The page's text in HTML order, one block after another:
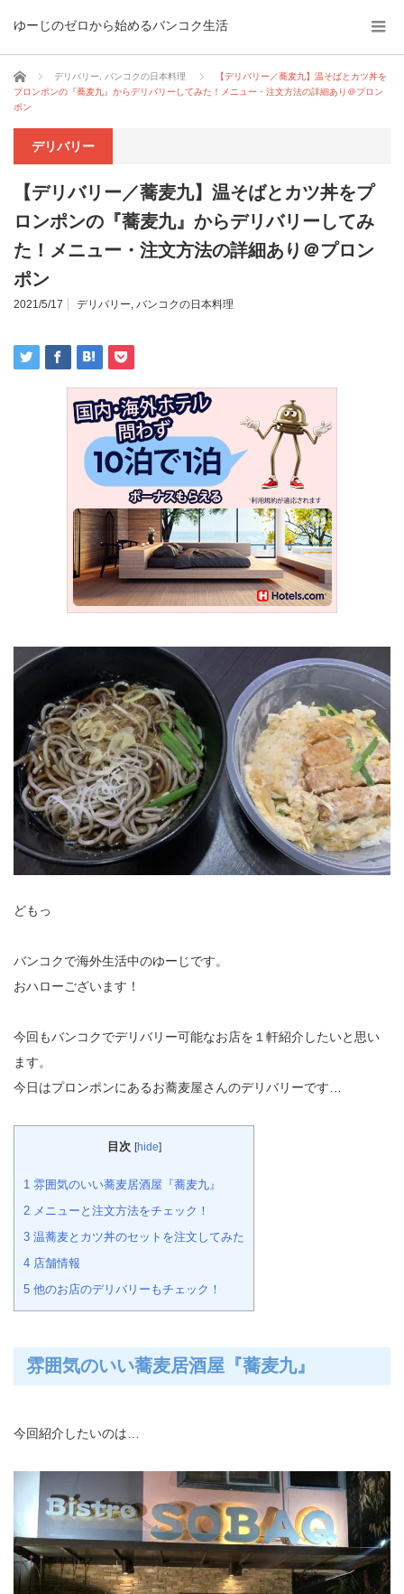
ゆーじのゼロから始めるバンコク生活
ホーム デリバリー バンコクの日本料理
【デリバリー／蕎麦九】温そばとカツ丼を
プロンポンの『蕎麦九』からデリバリーしてみた！メニュー・注文方法の詳細あり＠プロン
ポン
デリバリー
【デリバリー／蕎麦九】温そばとカツ丼をプ
ロンポンの『蕎麦九』からデリバリーしてみ
た！メニュー・注文方法の詳細あり＠プロン
ポン
2021/5/17 デリバリー, バンコクの日本料理
どもっ
バンコクで海外生活中のゆーじです。
おハローございます！
今回もバンコクでデリバリー可能なお店を１軒紹介したいと思い
ます。
今日はプロンポンにあるお蕎麦屋さんのデリバリーです…
目次 [hide]
1 雰囲気のいい蕎麦居酒屋『蕎麦九』
2 メニューと注文方法をチェック！
3 温蕎麦とカツ丼のセットを注文してみた
4 店舗情報
5 他のお店のデリバリーもチェック！
雰囲気のいい蕎麦居酒屋『蕎麦九』
今回紹介したいのは…